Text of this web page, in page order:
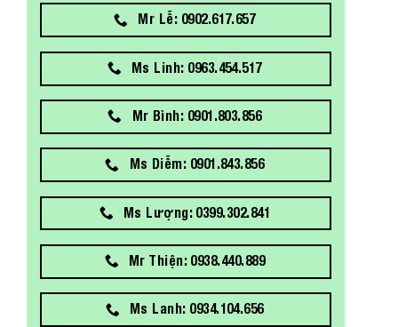
Mr Lễ: 0902.617.657
Ms Linh: 0963.454.517
Mr Bình: 0901.803.856
Ms Diễm: 0901.843.856
Ms Lượng: 0399.302.841
Mr Thiện: 0938.440.889
Ms Lanh: 0934.104.656